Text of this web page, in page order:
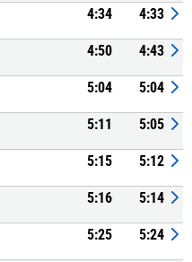
4:34 4:33
4:50 4:43
5:04 5:04
5:11 5:05
5:15 5:12
5:16 5:14
5:25 5:24